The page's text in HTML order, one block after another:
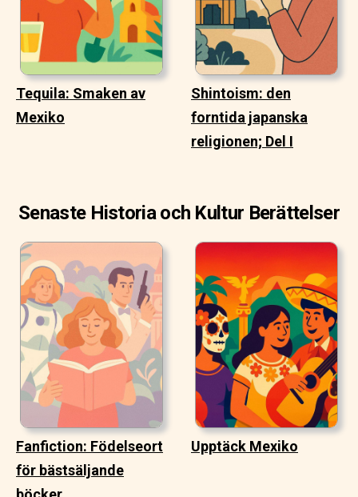
Tequila: Smaken av
Mexiko
Shintoism: den
forntida japanska
religionen; Del I
Senaste Historia och Kultur Berättelser
Fanfiction: Födelseort
för bästsäljande
Upptäck Mexiko